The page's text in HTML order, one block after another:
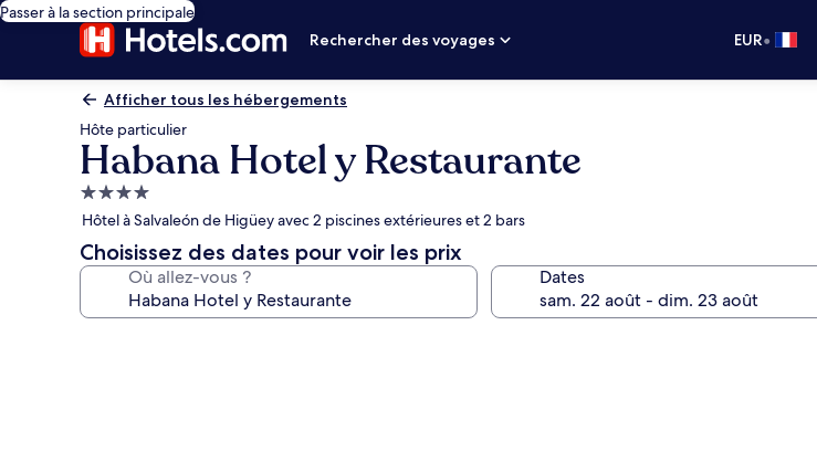
Passer à la section principale
Rechercher des voyages
EUR•
Afficher tous les hébergements
Hôte particulier
Habana Hotel y Restaurante
Hébergement
4.0 étoiles
Hôtel à Salvaleón de Higüey avec 2 piscines extérieures et 2 bars
Choisissez des dates pour voir les prix
Où allez-vous ? Dates